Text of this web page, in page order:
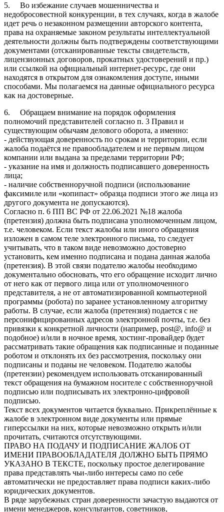
5. Во избежание случаев мошенничества и
недобросовестной конкуренции, в тех случаях, когда в жалобе
идет речь о незаконном размещении авторского контента,
права на охраняемые законом результаты интеллектуальной
деятельности должны быть подтверждены соответствующими
документами (отсканированные тексты свидетельств,
лицензионных договоров, прокатных удостоверений и пр.)
или ссылкой на официальный интернет-ресурс, где они
находятся в открытом для ознакомления доступе, иными
способами. Мы полагаемся на данные официального ресурса
как на достоверные.
6. Обращаем внимание на порядок оформления
полномочий представителей согласно п. 3 Правил и
существующим обычаям делового оборота, а именно:
- действующая доверенность по срокам и территории, если
жалоба подаётся не правообладателем и не первым лицом
компании или выдана за пределами территории РФ;
- указание на имя и должность подписавшего доверенность
лица;
- наличие собственноручной подписи (использование
факсимиле или «копипаст» образца подписи этого же лица из
другого документа не допускаются).
Согласно п. 6 ПП ВС РФ от 22.06.2021 №18 жалоба
(претензия) должна быть подписана уполномоченным лицом,
т.е. человеком. Если текст жалобы или иного обращения
изложен в самом теле электронного письма, то следует
учитывать, что в таком виде невозможно достоверно
установить, кем именно подписана и подана данная жалоба
(претензия). В этой связи подателю жалобы необходимо
документально обосновать, что его обращение исходит лично
от него как от первого лица или от уполномоченного
представителя, а не от автоматизированной компьютерной
программы (робота) по заранее установленному алгоритму
работы. В случае, если жалоба (претензия) подается с не
персонифицированных адресов электронной почты, т.е. без
привязки к конкретной личности (например, post@, info@ и
подобное) и/или в ночное время, хостинг-провайдер будет
рассматривать такие обращения как подписанные и поданные
роботом и отклонять их без рассмотрения, поскольку они
подписаны и поданы не человеком. Подателю жалобы
(претензии) рекомендуем использовать отсканированный
текст обращения на бумажном носителе с собственноручной
подписью или подписывать их электронно-цифровой
подписью.
Текст всех документов читается буквально. Прикреплённые к
жалобе в электронном виде документы или прямые
гиперссылки на них, которые невозможно открыть и/или
прочитать, считаются отсутствующими.
ПРАВО НА ПОДАЧУ И ПОДПИСАНИЕ ЖАЛОБ ОТ
ИМЕНИ ПРАВООБЛАДАТЕЛЯ ДОЛЖНО БЫТЬ ПРЯМО
УКАЗАНО В ТЕКСТЕ, поскольку простое делегирование
права представлять чьи-либо интересы само по себе
автоматически не предоставляет права подписи каких-либо
юридических документов.
В ряде зарубежных стран доверенности зачастую выдаются от
имени менеджеров, консультантов, советников,